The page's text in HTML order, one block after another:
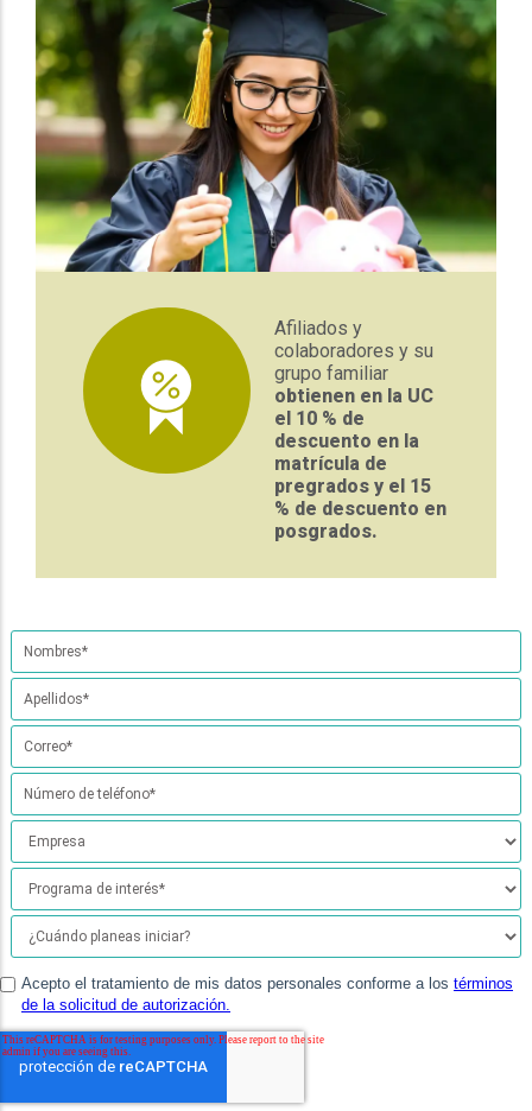
Afiliados y
colaboradores y su
grupo familiar
obtienen en la UC
el 10 % de
descuento en la
matrícula de
pregrados y el 15
% de descuento en
posgrados.